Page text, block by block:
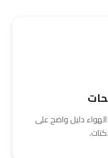
دليل واضح على